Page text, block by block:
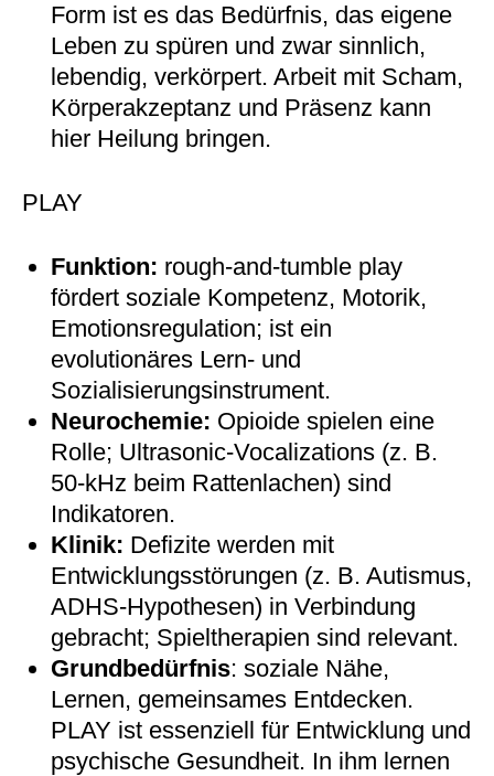
Form ist es das Bedürfnis, das eigene
Leben zu spüren und zwar sinnlich,
lebendig, verkörpert. Arbeit mit Scham,
Körperakzeptanz und Präsenz kann
hier Heilung bringen.
PLAY
Funktion: rough-and-tumble play
fördert soziale Kompetenz, Motorik,
Emotionsregulation; ist ein
evolutionäres Lern- und
Sozialisierungsinstrument.
Neurochemie: Opioide spielen eine
Rolle; Ultrasonic-Vocalizations (z. B.
50-kHz beim Rattenlachen) sind
Indikatoren.
Klinik: Defizite werden mit
Entwicklungsstörungen (z. B. Autismus,
ADHS-Hypothesen) in Verbindung
gebracht; Spieltherapien sind relevant.
Grundbedürfnis: soziale Nähe,
Lernen, gemeinsames Entdecken.
PLAY ist essenziell für Entwicklung und
psychische Gesundheit. In ihm lernen